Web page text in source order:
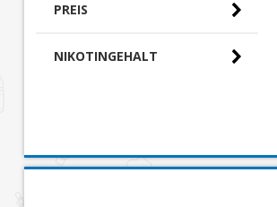
PREIS
0,00 € - 10,00 €
NIKOTINGEHALT